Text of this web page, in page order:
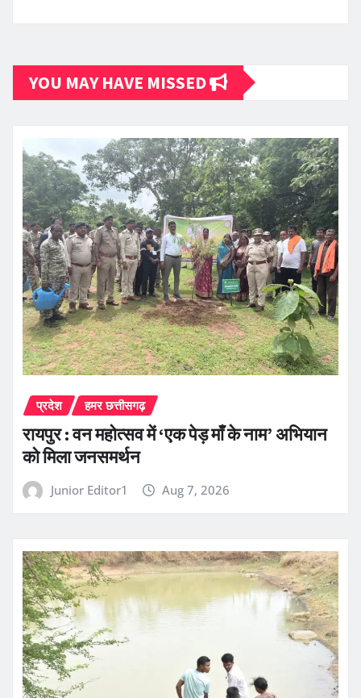
YOU MAY HAVE MISSED
प्रदेश हमर छत्तीसगढ़
रायपुर : वन महोत्सव में ‘एक पेड़ माँ के नाम’ अभियान
को मिला जनसमर्थन
Junior Editor1 Aug 7, 2026